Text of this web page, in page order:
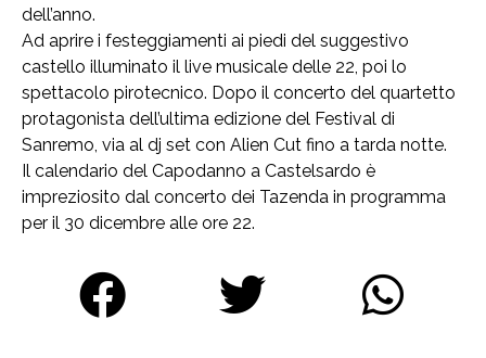
dell’anno.
Ad aprire i festeggiamenti ai piedi del suggestivo
castello illuminato il live musicale delle 22, poi lo
spettacolo pirotecnico. Dopo il concerto del quartetto
protagonista dell’ultima edizione del Festival di
Sanremo, via al dj set con Alien Cut fino a tarda notte.
Il calendario del Capodanno a Castelsardo è
impreziosito dal concerto dei Tazenda in programma
per il 30 dicembre alle ore 22.